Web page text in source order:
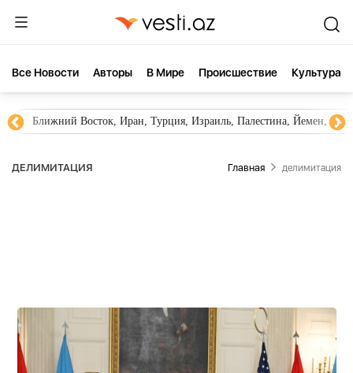
Все Новости Aвторы В Мире Происшествие Культура
Новости Азербайджана Южный Кавказ, Грузия,
ДЕЛИМИТАЦИЯ Главная делимитация